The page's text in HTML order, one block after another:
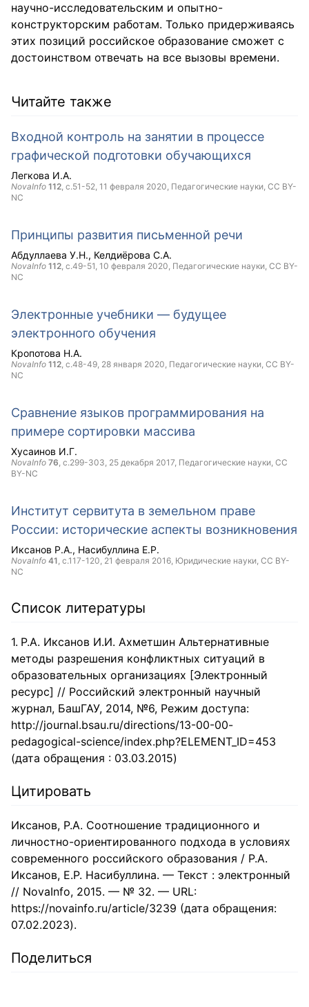
научно-исследовательским и опытно-
конструкторским работам. Только придерживаясь
этих позиций российское образование сможет с
достоинством отвечать на все вызовы времени.
Читайте также
Входной контроль на занятии в процессе
графической подготовки обучающихся
Легкова И.А.
NovaInfo 112, с.51-52, 11 февраля 2020, Педагогические науки, CC BY-
NC
Принципы развития письменной речи
Абдуллаева У.Н. Келдиёрова С.А.
NovaInfo 112, с.49-51, 10 февраля 2020, Педагогические науки, CC BY-
NC
Электронные учебники — будущее
электронного обучения
Кропотова Н.А.
NovaInfo 112, с.48-49, 28 января 2020, Педагогические науки, CC BY-
NC
Сравнение языков программирования на
примере сортировки массива
Хусаинов И.Г.
NovaInfo 76, с.299-303, 25 декабря 2017, Педагогические науки, CC
BY-NC
Институт сервитута в земельном праве
России: исторические аспекты возникновения
Иксанов Р.А. Насибуллина Е.Р.
NovaInfo 41, с.117-120, 21 февраля 2016, Юридические науки, CC BY-
NC
Список литературы
Р.А. Иксанов И.И. Ахметшин Альтернативные
методы разрешения конфликтных ситуаций в
образовательных организациях [Электронный
ресурс] // Российский электронный научный
журнал, БашГАУ, 2014, №6, Режим доступа:
http://journal.bsau.ru/directions/13-00-00-
pedagogical-science/index.php?ELEMENT_ID=453
(дата обращения : 03.03.2015)
Цитировать
Иксанов, Р.А. Соотношение традиционного и
личностно-ориентированного подхода в условиях
современного российского образования / Р.А.
Иксанов, Е.Р. Насибуллина. — Текст : электронный
// NovaInfo, 2015. — № 32. — URL:
https://novainfo.ru/article/3239 (дата обращения:
07.02.2023).
Поделиться